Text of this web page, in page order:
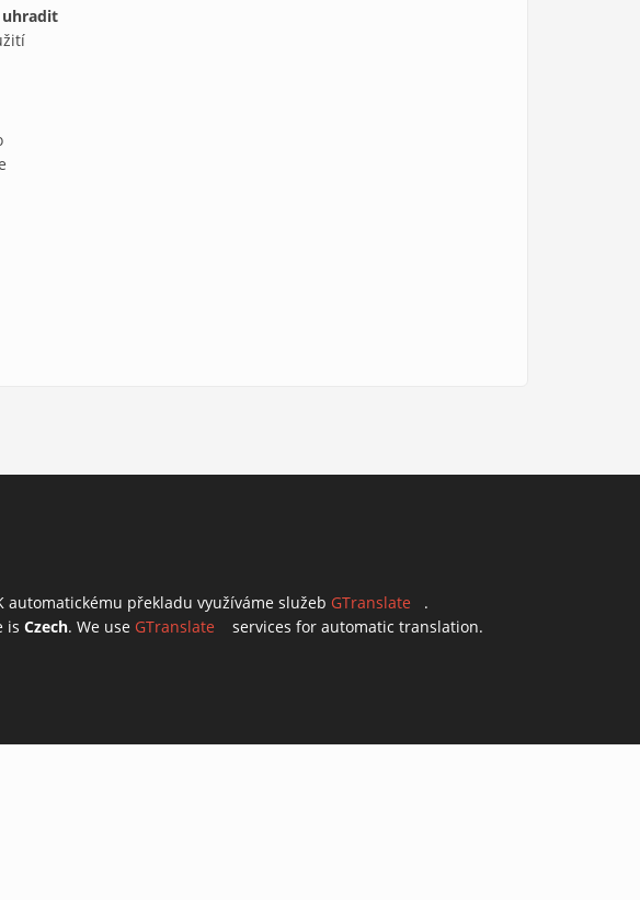
uhradit
automatickému překladu využíváme služeb GTranslate (link is external)
.
is Czech. We use GTranslate (link is external)
services for automatic translation.